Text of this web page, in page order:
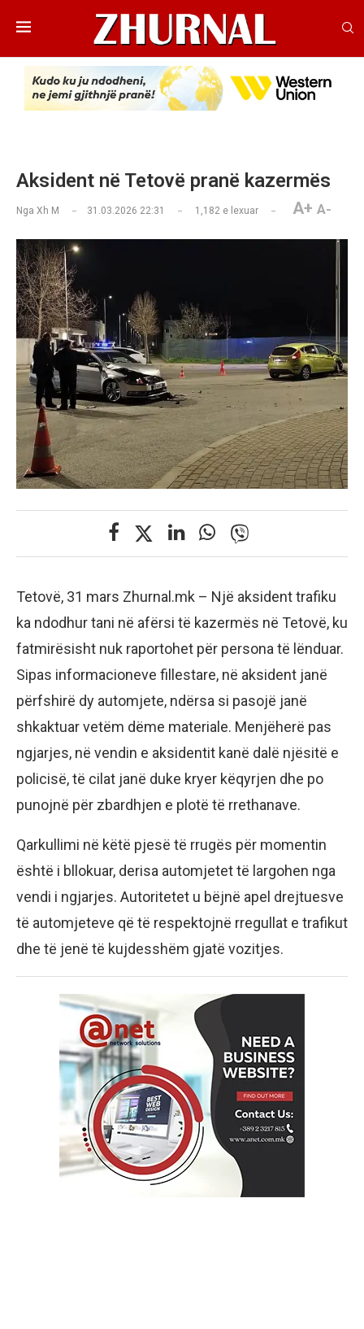
Aksident në Tetovë pranë kazermës
Nga Xh M 31.03.2026 22:31 1,182 e lexuar A+ A-
Tetovë, 31 mars Zhurnal.mk – Një aksident trafiku
ka ndodhur tani në afërsi të kazermës në Tetovë, ku
fatmirësisht nuk raportohet për persona të lënduar.
Sipas informacioneve fillestare, në aksident janë
përfshirë dy automjete, ndërsa si pasojë janë
shkaktuar vetëm dëme materiale. Menjëherë pas
ngjarjes, në vendin e aksidentit kanë dalë njësitë e
policisë, të cilat janë duke kryer këqyrjen dhe po
punojnë për zbardhjen e plotë të rrethanave.
Qarkullimi në këtë pjesë të rrugës për momentin
është i bllokuar, derisa automjetet të largohen nga
vendi i ngjarjes. Autoritetet u bëjnë apel drejtuesve
të automjeteve që të respektojnë rregullat e trafikut
dhe të jenë të kujdesshëm gjatë vozitjes.